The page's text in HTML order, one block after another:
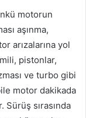
motorun
aşınma,
arızalarına yol
pistonlar,
ve turbo gibi
motor dakikada
Sürüş sırasında